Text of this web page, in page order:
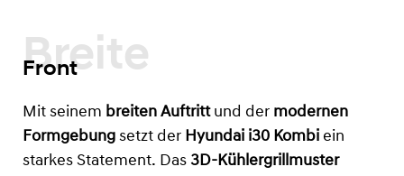
Breite
Front
Mit seinem breiten Auftrittund der modernen
Formgebung setzt der Hyundai i30 Kombi ein
starkes Statement. Das 3D-Kühlergrillmuster